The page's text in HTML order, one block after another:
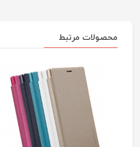
محصولات مرتبط